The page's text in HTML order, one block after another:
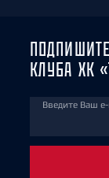
КЛУБА ХК
Введите Ваш